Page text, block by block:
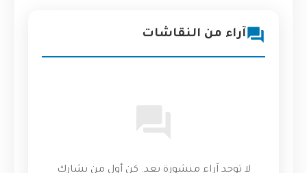
آراء من النقاشات
لا توجد آراء منشورة بعد. كن أول من يشارك